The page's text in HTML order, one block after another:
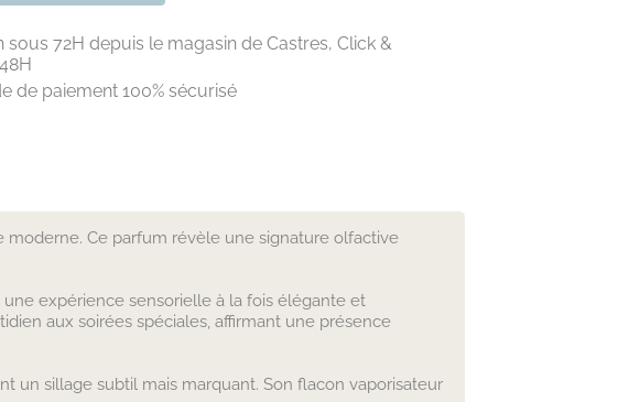
sous 72H depuis le magasin de Castres, Click &
de paiement 100% sécurisé
moderne. Ce parfum révèle une signature olfactive
expérience sensorielle à la fois élégante et
aux soirées spéciales, affirmant une présence
un sillage subtil mais marquant. Son flacon vaporisateur